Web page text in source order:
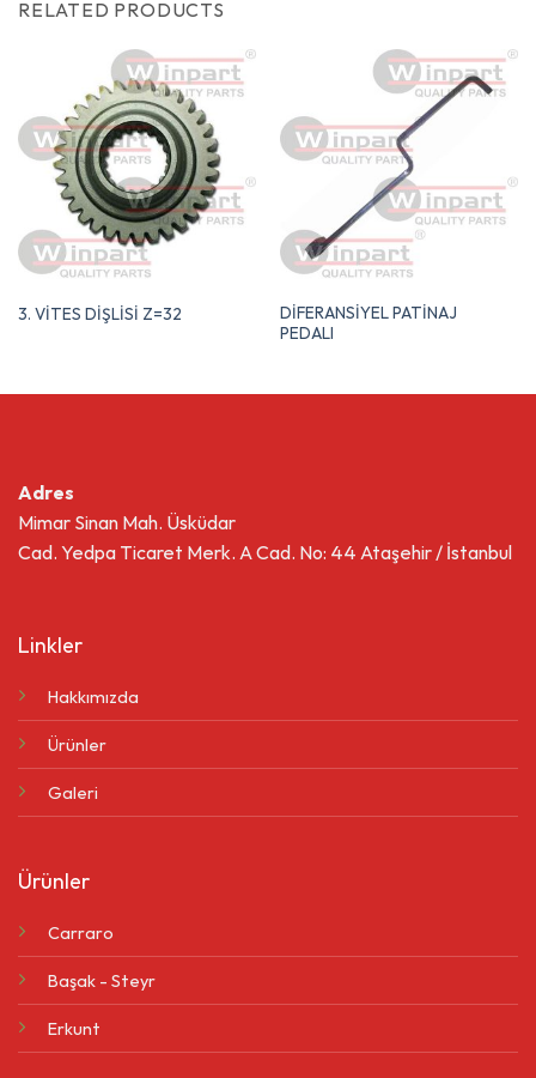
RELATED PRODUCTS
3. VİTES DİŞLİSİ Z=32
DİFERANSİYEL PATİNAJ
PEDALI
Adres
Mimar Sinan Mah. Üsküdar
Cad. Yedpa Ticaret Merk. A Cad. No: 44 Ataşehir / İstanbul
Linkler
Hakkımızda
Ürünler
Galeri
Ürünler
Carraro
Başak - Steyr
Erkunt